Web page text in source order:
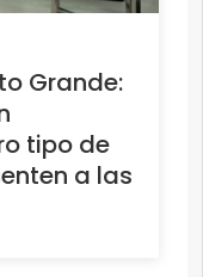
Grande:
tipo de
a las